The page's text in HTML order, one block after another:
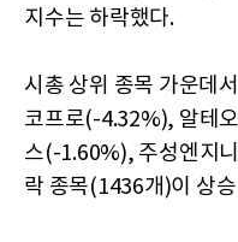
지수는 하락했다.
시총 상위 종목 가운데
코프로(-4.32%), 알테
스(-1.60%), 주성엔지
락 종목(1436개)이 상